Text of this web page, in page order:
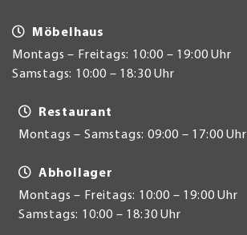
Möbelhaus
Montags – Freitags: 10:00 – 19:00 Uhr
Samstags: 10:00 – 18:30 Uhr
Restaurant
Montags – Samstags: 09:00 – 17:00 Uhr
Abhollager
Montags – Freitags: 10:00 – 19:00 Uhr
Samstags: 10:00 – 18:30 Uhr